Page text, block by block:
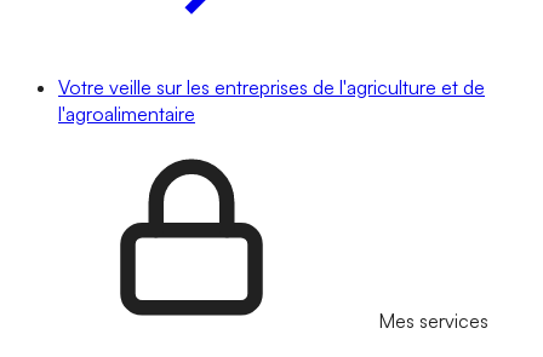
Votre veille sur les entreprises de l'agriculture et de
l'agroalimentaire
Mes services